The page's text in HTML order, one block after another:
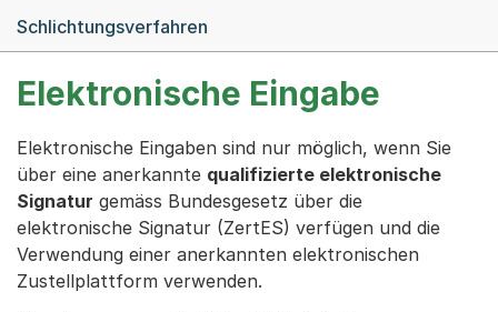
Schlichtungsverfahren
Elektronische Eingabe
Elektronische Eingaben sind nur möglich, wenn Sie
über eine anerkannte qualifizierte elektronische
Signatur gemäss Bundesgesetz über die
elektronische Signatur (ZertES) verfügen und die
Verwendung einer anerkannten elektronischen
Zustellplattform verwenden.